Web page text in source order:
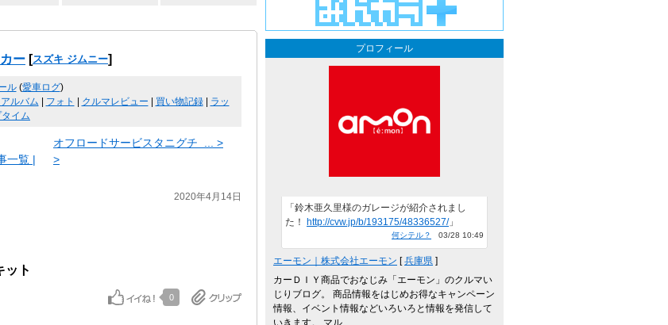
ー [スズキ ジムニー]
ル(愛車ログ)
ルバム フォト クルマレビュー 買い物記録|
ラッ
タイム
一覧 |
オフロードサービスタニグチ ... >
>
2020年4月14日
ット
0
プロフィール
「鈴木亜久里様のガレージが紹介されまし
た！ http://cvw.jp/b/193175/48336527/」
何シテル？ 03/28 10:49
エーモン｜株式会社エーモン [兵庫県 ]
カーＤＩＹ商品でおなじみ「エーモン」のクルマい
じりブログ。 商品情報をはじめお得なキャンペーン
情報、イベント情報などいろいろと情報を発信して
いきます。 マル...